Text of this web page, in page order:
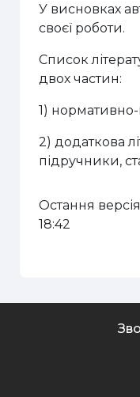
У висновках
своєї роботи.
Список
двох частин:
1) нормативно-
2) додаткова
підручники,
Остання
18:42